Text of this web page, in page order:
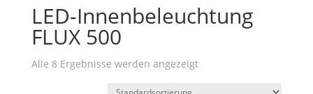
LED-Innenbeleuchtung
FLUX 500
Alle 8 Ergebnisse werden angezeigt